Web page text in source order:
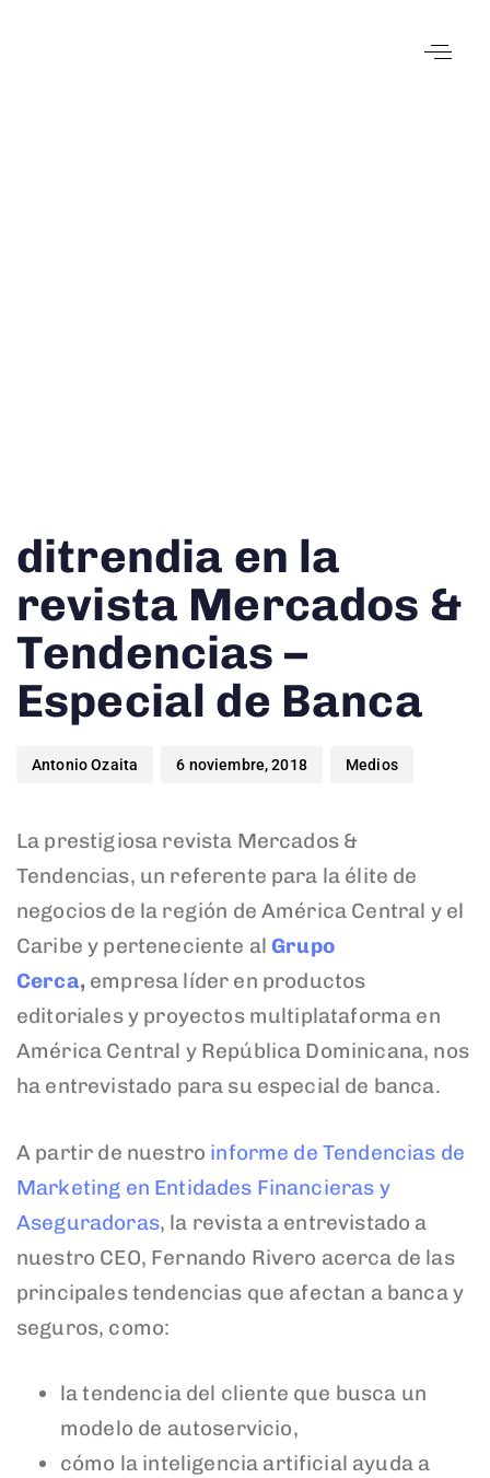
ditrendia en la
revista Mercados &
Tendencias –
Especial de Banca
Antonio Ozaita 6 noviembre, 2018 Medios
La prestigiosa revista Mercados &
Tendencias, un referente para la élite de
negocios de la región de América Central y el
Caribe y perteneciente alGrupo
Cerca, empresa líder en productos
editoriales y proyectos multiplataforma en
América Central y República Dominicana, nos
ha entrevistado para su especial de banca.
A partir de nuestro informe de Tendencias de
Marketing en Entidades Financieras y
Aseguradoras, la revista a entrevistado a
nuestro CEO, Fernando Rivero acerca de las
principales tendencias que afectan a banca y
seguros, como:
la tendencia del cliente que busca un
modelo de autoservicio,
cómo la inteligencia artificial ayuda a